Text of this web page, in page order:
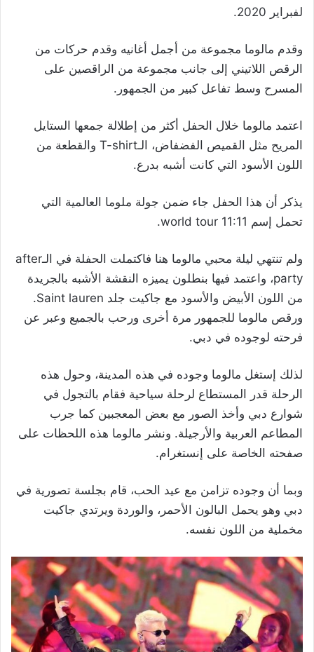
لفبراير 2020.
وقدم مالوما مجموعة من أجمل أغانيه وقدم حركات من
الرقص اللاتيني إلى جانب مجموعة من الراقصين على
المسرح وسط تفاعل كبير من الجمهور.
اعتمد مالوما خلال الحفل أكثر من إطلالة جمعها الستايل
المريح مثل القميص الفضفاض، الـT-shirt والقطعة من
اللون الأسود التي كانت أشبه بدرع.
يذكر أن هذا الحفل جاء ضمن جولة ملوما العالمية التي
تحمل إسم world tour 11:11.
ولم تنتهي ليلة محبي مالوما هنا فاكتملت الحفلة في الـafter
party، واعتمد فيها بنطلون يميزه النقشة الأشبه بالجريدة
من اللون الأبيض والأسود مع جاكيت جلد Saint lauren.
ورقص مالوما للجمهور مرة أخرى ورحب بالجميع وعبر عن
فرحته لوجوده في دبي.
لذلك إستغل مالوما وجوده في هذه المدينة، وحول هذه
الرحلة قدر المستطاع لرحلة سياحية فقام بالتجول في
شوارع دبي وأخذ الصور مع بعض المعجبين كما جرب
المطاعم العربية والأرجيلة. ونشر مالوما هذه اللحظات على
صفحته الخاصة على إنستغرام.
وبما أن وجوده تزامن مع عيد الحب، قام بجلسة تصورية في
دبي وهو يحمل البالون الأحمر، والوردة ويرتدي جاكيت
مخملية من اللون نفسه.